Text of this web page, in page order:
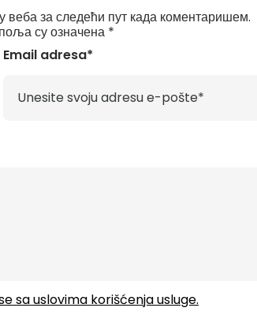
су означена *
sa uslovima korišćenja usluge.
Email adresa*
за следећи пут када коментаришем.